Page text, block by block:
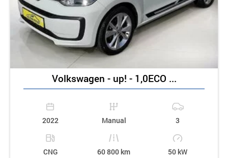
Volkswagen - up! - 1,0ECO ...
2022 Manual 3
CNG 60 800 km 50 kW